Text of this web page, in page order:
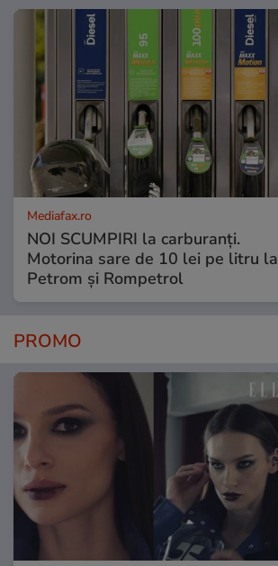
Mediafax.ro
NOI SCUMPIRI la carburanți.
Motorina sare de 10 lei pe litru la
Petrom și Rompetrol
PROMO